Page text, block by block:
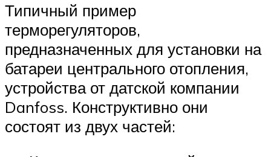
Типичный пример
терморегуляторов,
предназначенных для установки на
батареи центрального отопления,
устройства от датской компании
Danfoss. Конструктивно они
состоят из двух частей: